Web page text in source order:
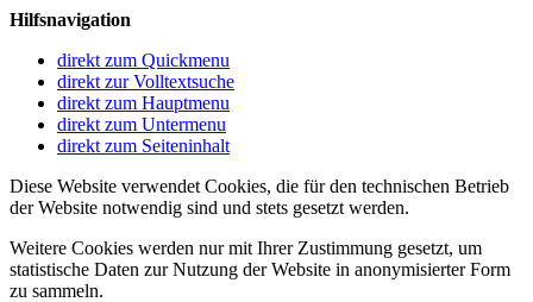
Hilfsnavigation
direkt zum Quickmenu
direkt zur Volltextsuche
direkt zum Hauptmenu
direkt zum Untermenu
direkt zum Seiteninhalt
Diese Website verwendet Cookies, die für den technischen Betrieb
der Website notwendig sind und stets gesetzt werden.
Weitere Cookies werden nur mit Ihrer Zustimmung gesetzt, um
statistische Daten zur Nutzung der Website in anonymisierter Form
zu sammeln.